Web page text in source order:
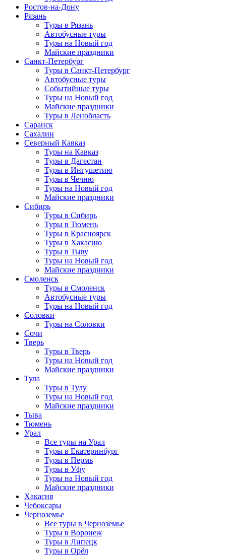
Ростов-на-Дону
Рязань
Туры в Рязань
Автобусные туры
Туры на Новый год
Майские праздники
Санкт-Петербург
Туры в Санкт-Петербург
Автобусные туры
Событийные туры
Туры на Новый год
Майские праздники
Туры в Ленобласть
Саранск
Сахалин
Северный Кавказ
Туры на Кавказ
Туры в Дагестан
Туры в Ингушетию
Туры в Чечню
Туры на Новый год
Майские праздники
Сибирь
Туры в Сибирь
Туры в Тюмень
Туры в Красноярск
Туры в Хакасию
Туры в Тыву
Туры на Новый год
Майские праздники
Смоленск
Туры в Смоленск
Автобусные туры
Туры на Новый год
Соловки
Туры на Соловки
Сочи
Тверь
Туры в Тверь
Туры на Новый год
Майские праздники
Тула
Туры в Тулу
Туры на Новый год
Майские праздники
Тыва
Тюмень
Урал
Все туры на Урал
Туры в Екатеринбург
Туры в Пермь
Туры в Уфу
Туры на Новый год
Майские праздники
Хакасия
Чебоксары
Черноземье
Все туры в Черноземье
Туры в Воронеж
Туры в Липецк
Туры в Орёл